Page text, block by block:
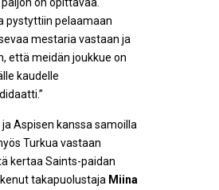
pystyttiin pelaamaan
mestaria vastaan ja
että meidän joukkue on
kaudelle
Aspisen kanssa samoilla
Turkua vastaan
kertaa Saints-paidan
takapuolustaja Miina